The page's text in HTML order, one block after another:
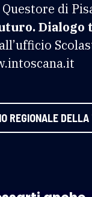
di
Dialogo
REGIONALE